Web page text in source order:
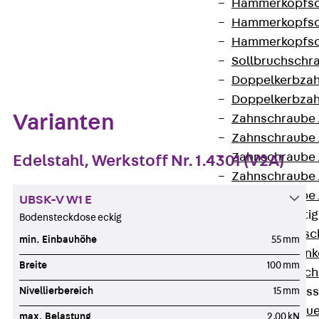
Zahnschraube
Zahnschraube
Zahnschraube
Zahnschraube
Zahnschraube
Zurück
Zurück
Varianten
Edelstahl, Werkstoff Nr. 1.4301 (V2A)
UBSK-V W1 E
Bodensteckdose eckig
min. Einbauhöhe 55 mm
Breite 100 mm
Nivellierbereich 15 mm
max. Belastung 2,00 kN